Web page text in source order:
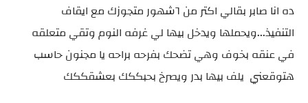
ده انا صابر بقالي اكتر من ٦شهور متجوزك مع ايقاف
التنفيذ...ويحملها ويدخل بيها لي غرفه النوم وتقي متعلقه
في عنقه بخوف وهي تضحك بفرحه براحه يا مجنون حاسب
هتوقعني يلف بيها بدر ويصرخ بحبككك بعشقككك